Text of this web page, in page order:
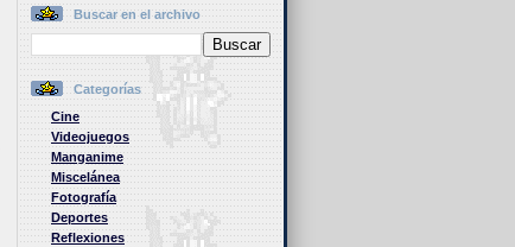
Buscar en el archivo
Categorías
Cine
Videojuegos
Manganime
Miscelánea
Fotografía
Deportes
Reflexiones